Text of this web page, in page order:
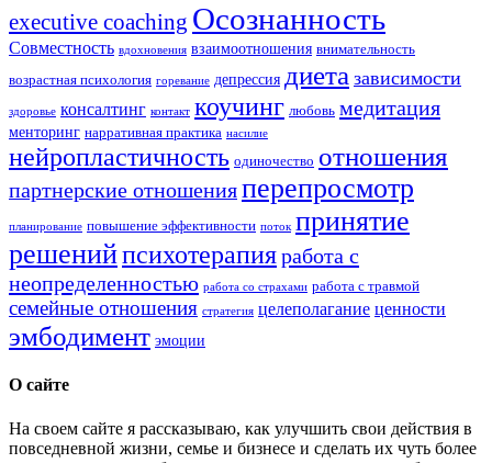
executive coaching Осознанность
Совместность вдохновения взаимоотношения внимательность
возрастная психология горевание депрессия диета зависимости
здоровье консалтинг контакт коучинг любовь медитация
менторинг нарративная практика насилие
нейропластичность одиночество отношения
партнерские отношенияперепросмотр
планирование повышение эффективности поток принятие
решенийпсихотерапияработа с
неопределенностью работа со страхами работа с травмой
семейные отношения стратегия целеполагание ценности
эмбодимент эмоции
О сайте
На своем сайте я рассказываю, как улучшить свои действия в
повседневной жизни, семье и бизнесе и сделать их чуть более